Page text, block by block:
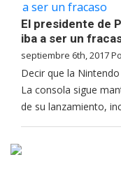
El presidente de
iba a ser un
septiembre 6th, 2017
Decir que la
La consola sigue
de su lanzamiento,